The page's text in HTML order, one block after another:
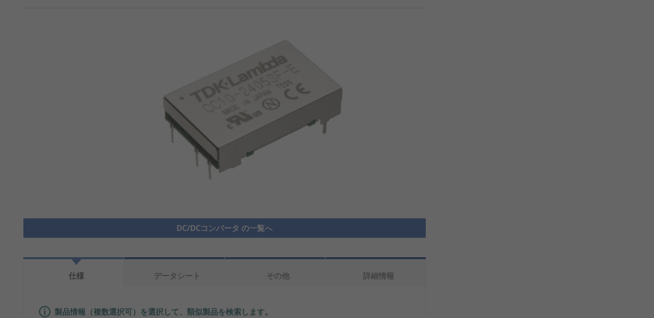
DC/DCコンバータ の一覧へ
仕様 データシート その他 詳細情報
製品情報（複数選択可）を選択して、類似製品を検索します。